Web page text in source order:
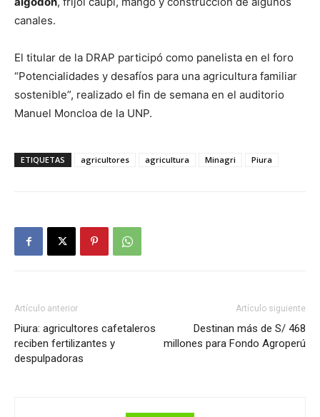
canales.
El titular de la DRAP participó como panelista en el foro
“Potencialidades y desafíos para una agricultura familiar
sostenible”, realizado el fin de semana en el auditorio
Manuel Moncloa de la UNP.
ETIQUETAS agricultores agricultura Minagri Piura
Artículo anterior
Piura: agricultores cafetaleros
reciben fertilizantes y
despulpadoras
Artículo siguiente
Destinan más de S/ 468
millones para Fondo Agroperú